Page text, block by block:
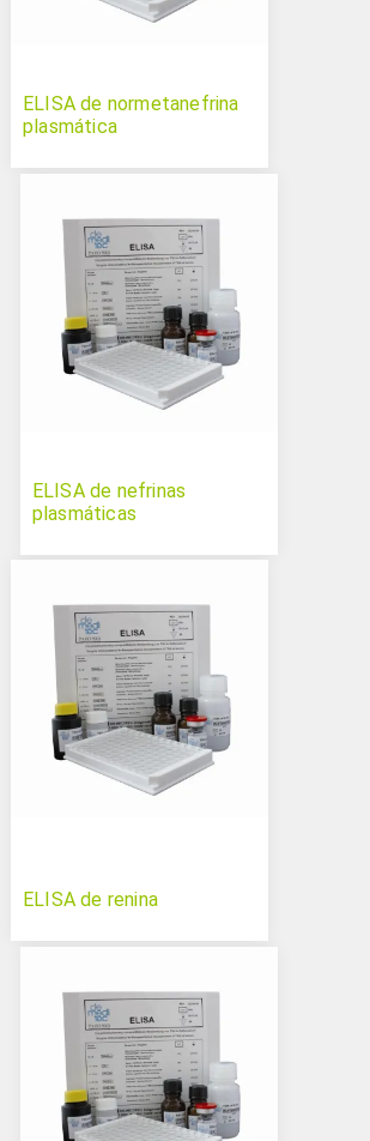
ELISA de normetanefrina
plasmática
ELISA de nefrinas
plasmáticas
ELISA de renina